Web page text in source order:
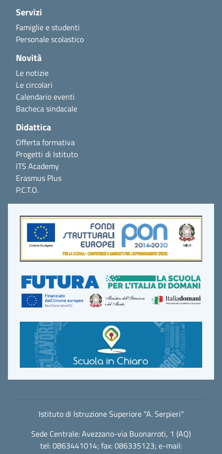
Servizi
Famiglie e studenti
Personale scolastico
Novità
Le notizie
Le circolari
Calendario eventi
Bacheca sindacale
Didattica
Offerta formativa
Progetti di Istituto
ITS Academy
Erasmus Plus
P.C.T.O.
Istituto di Istruzione Superiore "A. Serpieri"
Sede Centrale: Avezzano-via Buonarroti, 1 (AQ)
tel: 0863441014; fax: 086335123; e-mail: